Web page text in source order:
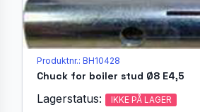
Produktnr.: BH10428
Chuck for boiler stud Ø8 E4,5
Lagerstatus: IKKE PÅ LAGER